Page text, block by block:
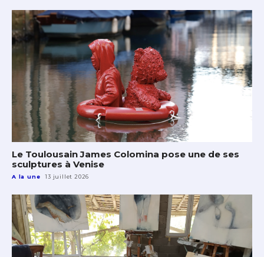
Le Toulousain James Colomina pose une de ses
sculptures à Venise
A la une 13 juillet 2026